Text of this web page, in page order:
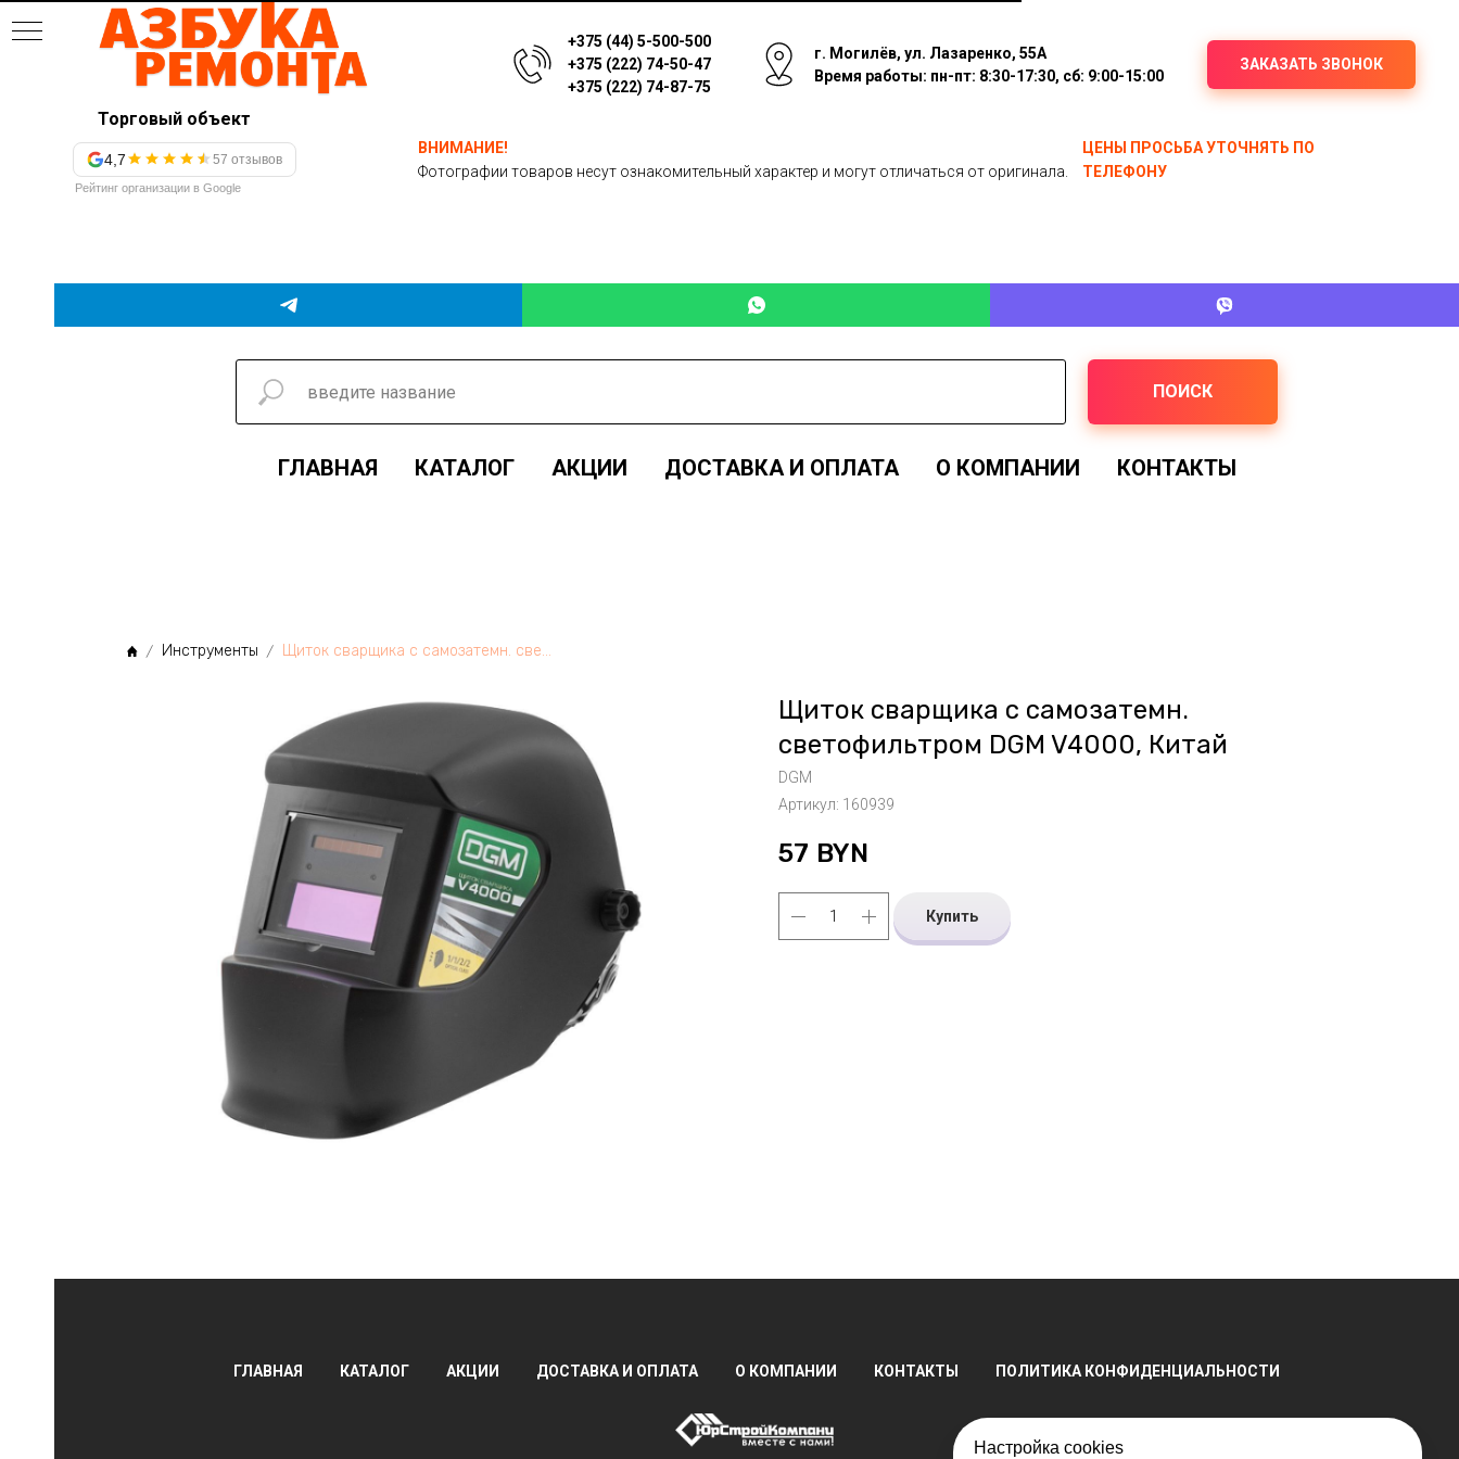
Торговый объект
+375 (44) 5-500-500
+375 (222) 74-50-47
+375 (222) 74-87-75
г. Могилёв, ул. Лазаренко, 55А
Время работы: пн-пт: 8:30-17:30, сб: 9:00-15:00
ЗАКАЗАТЬ ЗВОНОК
ЦЕНЫ ПРОСЬБА УТОЧНЯТЬ ПО
ТЕЛЕФОНУ
ВНИМАНИЕ!
Фотографии товаров несут ознакомительный характер и могут отличаться от оригинала.
4,7 57 отзывов
Рейтинг организации в Google
ПОИСК
ГЛАВНАЯ КАТАЛОГ АКЦИИ ДОСТАВКА И ОПЛАТА О КОМПАНИИ КОНТАКТЫ
Настройка cookies
Инструменты Щиток сварщика с самозатемн. светофильтром DGM V4000, Китай
Щиток сварщика с самозатемн.
светофильтром DGM V4000, Китай
DGM
Артикул: 160939
57 BYN
Купить
ГЛАВНАЯ КАТАЛОГ АКЦИИ ДОСТАВКА И ОПЛАТА О КОМПАНИИ КОНТАКТЫ ПОЛИТИКА КОНФИДЕНЦИАЛЬНОСТИ